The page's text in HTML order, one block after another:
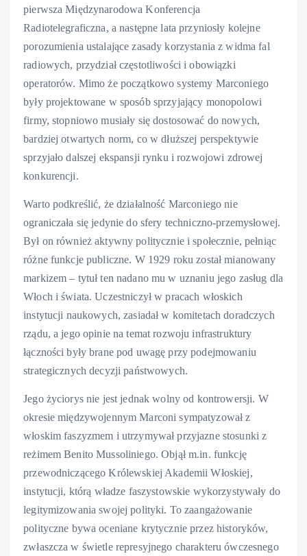
pierwsza Międzynarodowa Konferencja
Radiotelegraficzna, a następne lata przyniosły kolejne
porozumienia ustalające zasady korzystania z widma fal
radiowych, przydział częstotliwości i obowiązki
operatorów. Mimo że początkowo systemy Marconiego
były projektowane w sposób sprzyjający monopolowi
firmy, stopniowo musiały się dostosować do nowych,
bardziej otwartych norm, co w dłuższej perspektywie
sprzyjało dalszej ekspansji rynku i rozwojowi zdrowej
konkurencji.
Warto podkreślić, że działalność Marconiego nie
ograniczała się jedynie do sfery techniczno-przemysłowej.
Był on również aktywny politycznie i społecznie, pełniąc
różne funkcje publiczne. W 1929 roku został mianowany
markizem – tytuł ten nadano mu w uznaniu jego zasług dla
Włoch i świata. Uczestniczył w pracach włoskich
instytucji naukowych, zasiadał w komitetach doradczych
rządu, a jego opinie na temat rozwoju infrastruktury
łączności były brane pod uwagę przy podejmowaniu
strategicznych decyzji państwowych.
Jego życiorys nie jest jednak wolny od kontrowersji. W
okresie międzywojennym Marconi sympatyzował z
włoskim faszyzmem i utrzymywał przyjazne stosunki z
reżimem Benito Mussoliniego. Objął m.in. funkcję
przewodniczącego Królewskiej Akademii Włoskiej,
instytucji, którą władze faszystowskie wykorzystywały do
legitymizowania swojej polityki. To zaangażowanie
polityczne bywa oceniane krytycznie przez historyków,
zwłaszcza w świetle represyjnego charakteru ówczesnego